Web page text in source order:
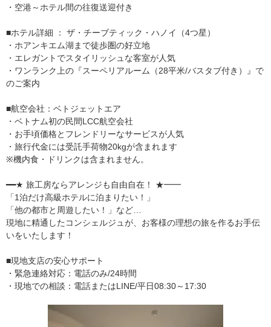
・空港～ホテル間の往復送迎付き
■ホテル詳細 ： ザ・チーブティック・ハノイ（4つ星）
・ホアンキエム湖まで徒歩圏の好立地
・エレガントでスタイリッシュな客室が人気
・ワンランク上の『スーペリアルーム（28平米/バスタブ付き）』で
のご案内
■航空会社：ベトジェットエア
・ベトナム初の民間LCC航空会社
・お手頃価格とフレンドリーなサービスが人気
・旅行代金には受託手荷物20kgが含まれます
※機内食・ドリンクは含まれません。
━━★ 旅工房ならアレンジも自由自在！ ★━━
「1泊だけ高級ホテルに泊まりたい！」
「他の都市と周遊したい！」など…
現地に精通したコンシェルジュが、お客様の理想の旅を作るお手伝
いをいたします！
■現地支店の安心サポート
・緊急連絡対応：電話のみ/24時間
・現地での相談：電話またはLINE/平日08:30～17:30